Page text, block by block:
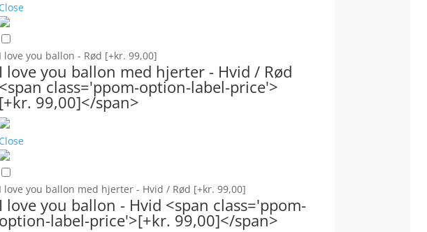
Close
I love you ballon - Rød [+kr. 99,00]
I love you ballon med hjerter - Hvid / Rød
<span class='ppom-option-label-price'>
[+kr. 99,00]</span>
Close
I love you ballon med hjerter - Hvid / Rød [+kr. 99,00]
I love you ballon - Hvid <span class='ppom-
option-label-price'>[+kr. 99,00]</span>